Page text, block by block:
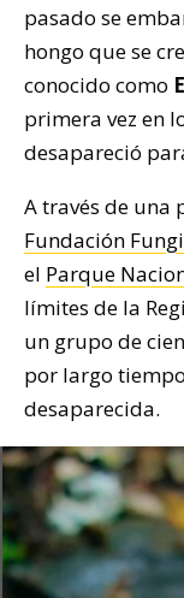
pasado se
hongo que se
conocido como
primera vez en
desapareció
A través de una
Fundación Fungi
el Parque
límites de la
un grupo de
por largo
desaparecida.